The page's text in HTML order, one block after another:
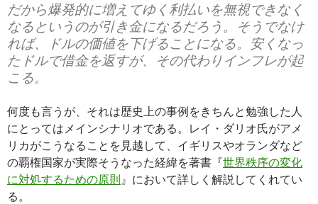
だから爆発的に増えてゆく利払いを無視できなく
なるというのが引き金になるだろう。そうでなけ
れば、ドルの価値を下げることになる。安くなっ
たドルで借金を返すが、その代わりインフレが起
こる。
何度も言うが、それは歴史上の事例をきちんと勉強した人
にとってはメインシナリオである。レイ・ダリオ氏がアメ
リカがこうなることを見越して、イギリスやオランダなど
の覇権国家が実際そうなった経緯を著書『世界秩序の変化
に対処するための原則 』において詳しく解説してくれてい
る。